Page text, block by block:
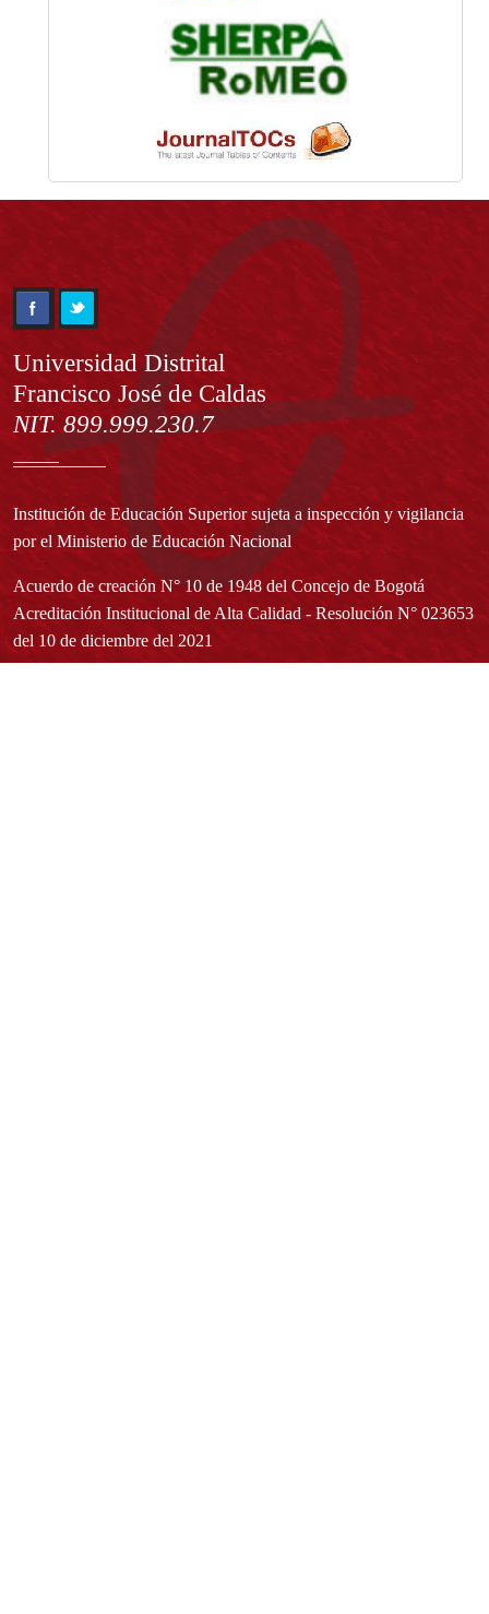
Información
Universidad Distrital
Francisco José de Caldas
NIT. 899.999.230.7
Institución de Educación Superior sujeta a inspección y vigilancia
por el Ministerio de Educación Nacional
Acuerdo de creación N° 10 de 1948 del Concejo de Bogotá
Acreditación Institucional de Alta Calidad - Resolución N° 023653
del 10 de diciembre del 2021